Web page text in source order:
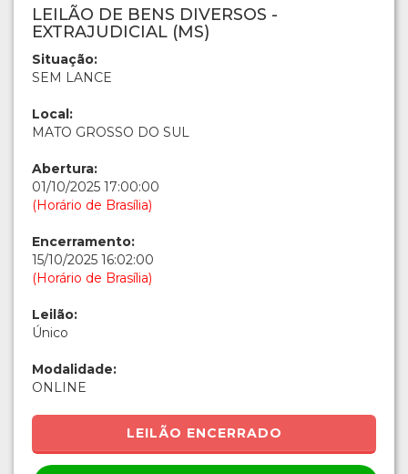
LEILÃO DE BENS DIVERSOS -
EXTRAJUDICIAL (MS)
Situação:
SEM LANCE
Local:
MATO GROSSO DO SUL
Abertura:
01/10/2025 17:00:00
(Horário de Brasília)
Encerramento:
15/10/2025 16:02:00
(Horário de Brasília)
Leilão:
Único
Modalidade:
ONLINE
LEILÃO ENCERRADO